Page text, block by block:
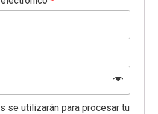
se utilizarán para procesar tu